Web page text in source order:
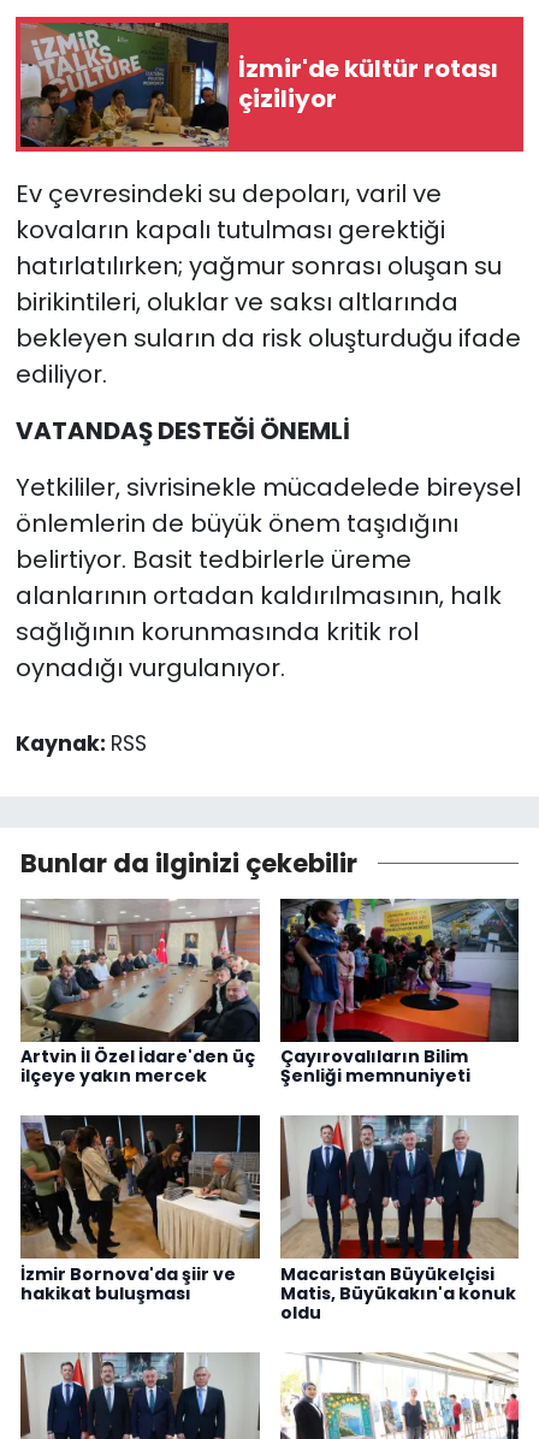
İzmir'de kültür rotası
çiziliyor
Ev çevresindeki su depoları, varil ve
kovaların kapalı tutulması gerektiği
hatırlatılırken; yağmur sonrası oluşan su
birikintileri, oluklar ve saksı altlarında
bekleyen suların da risk oluşturduğu ifade
ediliyor.
VATANDAŞ DESTEĞİ ÖNEMLİ
Yetkililer, sivrisinekle mücadelede bireysel
önlemlerin de büyük önem taşıdığını
belirtiyor. Basit tedbirlerle üreme
alanlarının ortadan kaldırılmasının, halk
sağlığının korunmasında kritik rol
oynadığı vurgulanıyor.
Kaynak: RSS
Bunlar da ilginizi çekebilir
Artvin İl Özel İdare'den üç
ilçeye yakın mercek
Çayırovalıların Bilim
Şenliği memnuniyeti
İzmir Bornova'da şiir ve
hakikat buluşması
Macaristan Büyükelçisi
Matis, Büyükakın'a konuk
oldu